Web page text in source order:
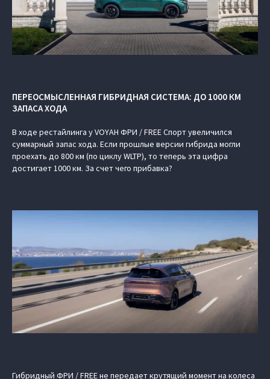
ПЕРЕОСМЫСЛЕННАЯ ГИБРИДНАЯ СИСТЕМА: ДО 1000 КМ
ЗАПАСА ХОДА
В ходе рестайлинга у VOYAH ФРИ / FREE Спорт увеличился
суммарный запас хода. Если прошлые версии гибрида могли
проехать до 800 км (по циклу WLTP), то теперь эта цифра
достигает 1000 км. За счет чего прибавка?
Гибридный ФРИ / FREE не передает крутящий момент на колеса